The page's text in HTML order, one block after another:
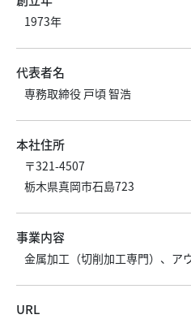
1973年
代表者名
専務取締役 戸頃 智浩
本社住所
〒321-4507
栃木県真岡市石島723
事業内容
金属加工（切削加工専門）、ア
URL